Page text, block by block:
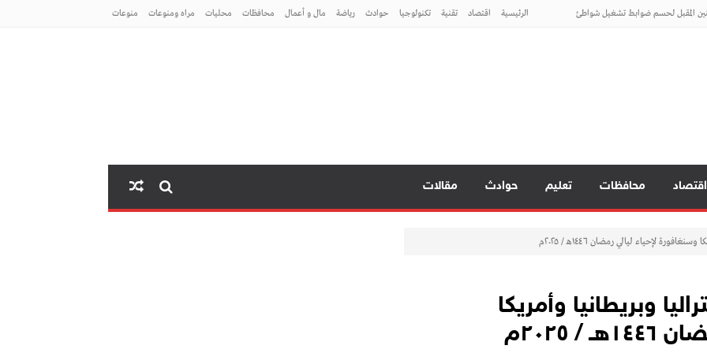
المقبل لحسم ضوابط تشغيل شواطئ
خلال يوليو الماضي
بديوان المديرية ويؤكد العمل بروح
بناء قدرات شبكه ميسرات الحضانات
المقبل لحسم ضوابط تشغيل شواطئ
خلال يوليو الماضي
الرئيسية اقتصاد تقنية تكنولوجيا حوادث رياضة مال و أعمال محافظات محليات مراه ومنوعات منوعات
اقتصاد محافظات تعليم حوادث مقالات
وبريطانيا وأمريكا
٢٠٢٥م